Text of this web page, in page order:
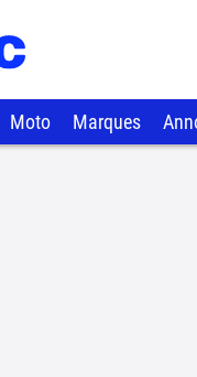
Moto Marques